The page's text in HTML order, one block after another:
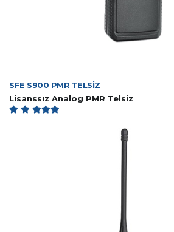
SFE S900 PMR TELSİZ
Lisanssız Analog PMR Telsiz